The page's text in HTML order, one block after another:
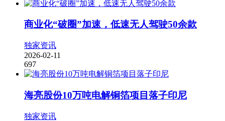
商业化“破圈”加速，低速无人驾驶50余款
独家资讯
2026-02-11
697
海亮股份10万吨电解铜箔项目落子印尼
独家资讯